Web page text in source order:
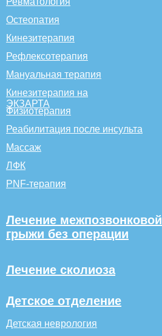
Лечение сколиоза
Лечение межпозвонковой
грыжи без операции
Детское отделение
Детская неврология
Остеопатия
Кинезитерапия
Рефлексотерапия
Мануальная терапия
Кинезитерапия на
ЭКЗАРТА
Физиотерапия
Массаж
Реабилитация после инсульта
ЛФК
PNF-терапия